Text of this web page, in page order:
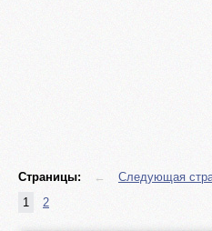
Страницы: ← Следующая
1
2